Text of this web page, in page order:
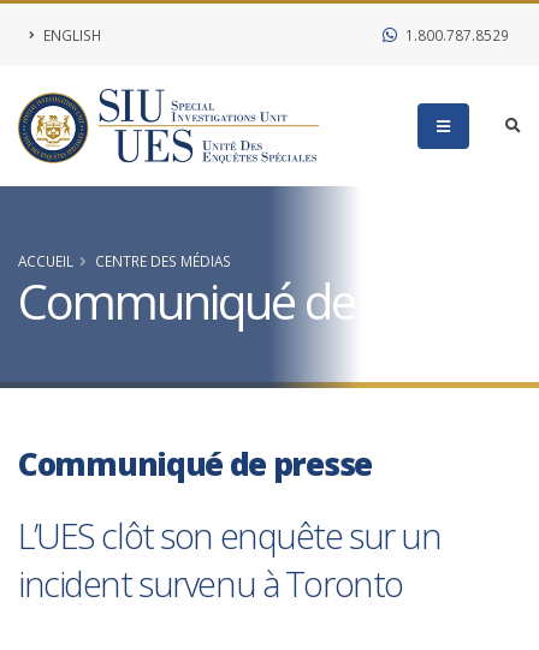
ENGLISH 1.800.787.8529
ACCUEIL CENTRE DES MÉDIAS
Communiqué de presse
Communiqué de presse
L’UES clôt son enquête sur un
incident survenu à Toronto